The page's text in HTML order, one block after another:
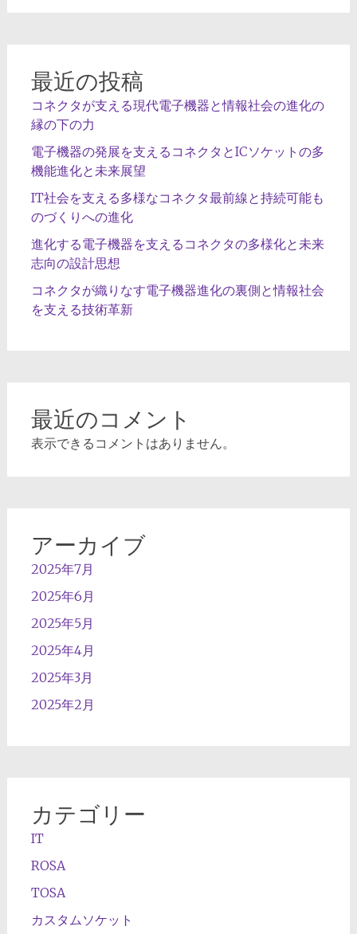
最近の投稿
コネクタが支える現代電子機器と情報社会の進化の
縁の下の力
電子機器の発展を支えるコネクタとICソケットの多
機能進化と未来展望
IT社会を支える多様なコネクタ最前線と持続可能も
のづくりへの進化
進化する電子機器を支えるコネクタの多様化と未来
志向の設計思想
コネクタが織りなす電子機器進化の裏側と情報社会
を支える技術革新
最近のコメント
表示できるコメントはありません。
アーカイブ
2025年7月
2025年6月
2025年5月
2025年4月
2025年3月
2025年2月
カテゴリー
IT
ROSA
TOSA
カスタムソケット